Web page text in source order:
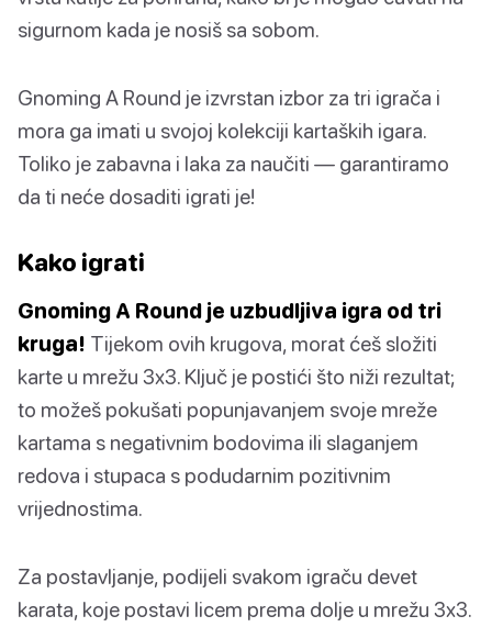
sigurnom kada je nosiš sa sobom.
Gnoming A Round je izvrstan izbor za tri igrača i
mora ga imati u svojoj kolekciji kartaških igara.
Toliko je zabavna i laka za naučiti — garantiramo
da ti neće dosaditi igrati je!
Kako igrati
Gnoming A Round je uzbudljiva igra od tri
kruga! Tijekom ovih krugova, morat ćeš složiti
karte u mrežu 3x3. Ključ je postići što niži rezultat;
to možeš pokušati popunjavanjem svoje mreže
kartama s negativnim bodovima ili slaganjem
redova i stupaca s podudarnim pozitivnim
vrijednostima.
Za postavljanje, podijeli svakom igraču devet
karata, koje postavi licem prema dolje u mrežu 3x3.